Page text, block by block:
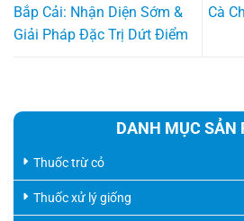
Bắp Cải: Nhận Diện Sớm &
Giải Pháp Đặc Trị Dứt Điểm
Cà
DANH MỤC SẢN
Thuốc trừ cỏ
Thuốc xử lý giống